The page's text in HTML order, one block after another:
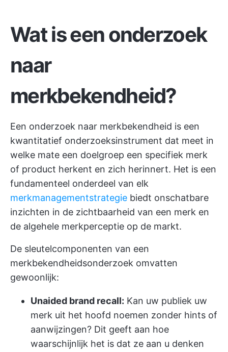
Wat is een onderzoek
naar
merkbekendheid?
Een onderzoek naar merkbekendheid is een
kwantitatief onderzoeksinstrument dat meet in
welke mate een doelgroep een specifiek merk
of product herkent en zich herinnert. Het is een
fundamenteel onderdeel van elk
merkmanagementstrategie biedt onschatbare
inzichten in de zichtbaarheid van een merk en
de algehele merkperceptie op de markt.
De sleutelcomponenten van een
merkbekendheidsonderzoek omvatten
gewoonlijk:
Unaided brand recall: Kan uw publiek uw
merk uit het hoofd noemen zonder hints of
aanwijzingen? Dit geeft aan hoe
waarschijnlijk het is dat ze aan u denken